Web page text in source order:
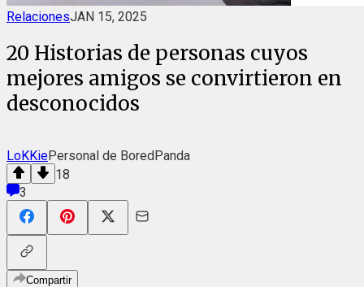
RelacionesJAN 15, 2025
20 Historias de personas cuyos
mejores amigos se convirtieron en
desconocidos
LoKKiePersonal de BoredPanda
18
3
Compartir